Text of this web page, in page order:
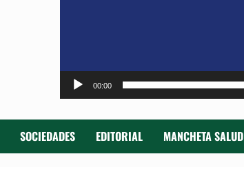
00:00
SOCIEDADES EDITORIAL MANCHETA SALUD